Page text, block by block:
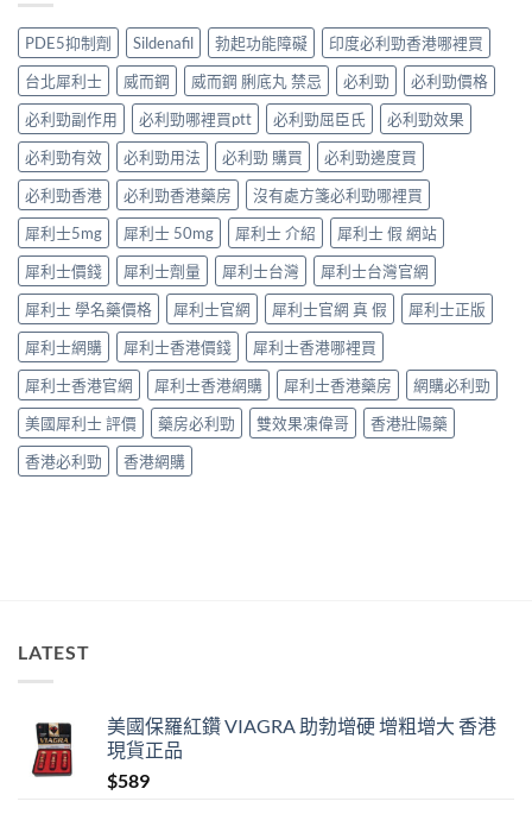
孕
男
性
必
讀〉
中
醫
學
真
相
大
公
開〉
中
20〉
中
凍
威
嘅
速
效
話
術
要
打
折
讀〉
中
食
先
有
效？
冇
效
嘅
原
因
逐
個
捉
——
藥
師：
九
成
「冇
效」
投
訴，
其
實
掂〉
PDE5抑制劑 Sildenafil 勃起功能障礙
印度必利勁香港哪裡買
台北犀利士
威而鋼 威而鋼 脷底丸 禁忌 必利勁
必利勁價格
必利勁副作用
必利勁哪裡買ptt 必利勁屈臣氏
必利勁效果
必利勁有效
必利勁用法 必利勁 購買
必利勁邊度買
必利勁香港
必利勁香港藥房
沒有處方箋必利勁哪裡買
犀利士5mg
犀利士 50mg 犀利士 介紹
犀利士 假 網站
犀利士價錢
犀利士劑量 犀利士台灣
犀利士台灣官網
犀利士 學名藥價格
犀利士官網 犀利士官網 真 假
犀利士正版
犀利士網購
犀利士香港價錢
犀利士香港哪裡買
犀利士香港官網
犀利士香港網購 犀利士香港藥房
網購必利勁
美國犀利士 評價
藥房必利勁 雙效果凍偉哥
香港壯陽藥
香港必利勁
香港網購
LATEST
美國保羅紅鑽 VIAGRA 助勃增硬 增粗增大 香港
現貨正品
$589